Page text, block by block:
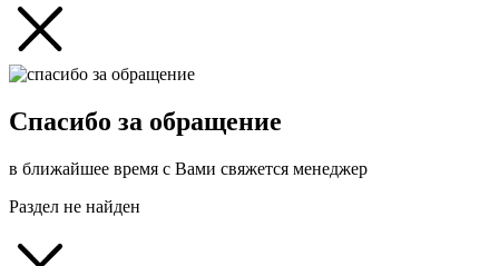
Спасибо за обращение
в ближайшее время с Вами свяжется менеджер
Раздел не найден